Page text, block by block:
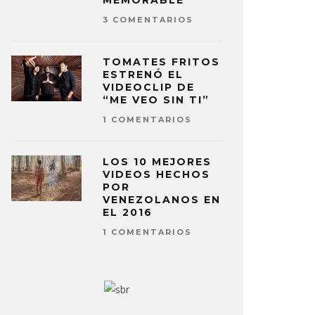
3 COMENTARIOS
TOMATES FRITOS
ESTRENÓ EL
VIDEOCLIP DE
“ME VEO SIN TI”
1 COMENTARIOS
LOS 10 MEJORES
VIDEOS HECHOS
POR
VENEZOLANOS EN
EL 2016
1 COMENTARIOS